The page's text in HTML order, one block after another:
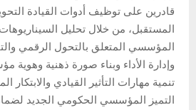
قادرين على توظيف أدوات القيادة
المستقبل، من خلال تحليل السيناريوهات
المؤسسي المتعلق بالتحول الرقمي
وإدارة الأداء وبناء صورة ذهنية وهوية
تنمية مهارات التأثير القيادي
التميز المؤسسي الحكومي الجديد